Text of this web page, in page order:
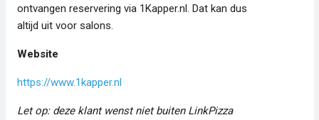
ontvangen reservering via 1Kapper.nl. Dat kan dus
altijd uit voor salons.
Website
https://www.1kapper.nl
Let op: deze klant wenst niet buiten LinkPizza